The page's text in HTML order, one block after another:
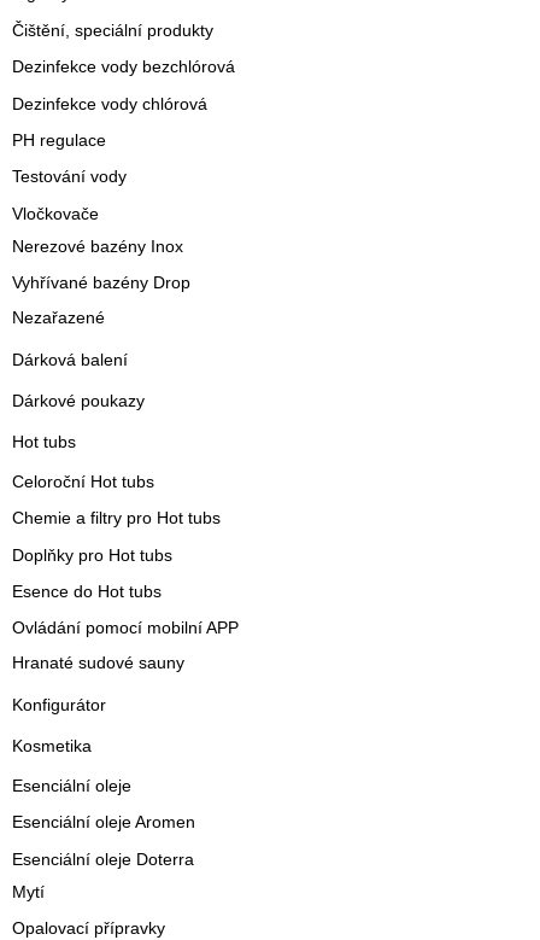
Čištění, speciální produkty
Dezinfekce vody bezchlórová
Dezinfekce vody chlórová
PH regulace
Testování vody
Vločkovače
Nerezové bazény Inox
Vyhřívané bazény Drop
Nezařazené
Dárková balení
Dárkové poukazy
Hot tubs
Celoroční Hot tubs
Chemie a filtry pro Hot tubs
Doplňky pro Hot tubs
Esence do Hot tubs
Ovládání pomocí mobilní APP
Hranaté sudové sauny
Konfigurátor
Kosmetika
Esenciální oleje
Esenciální oleje Aromen
Esenciální oleje Doterra
Mytí
Opalovací přípravky